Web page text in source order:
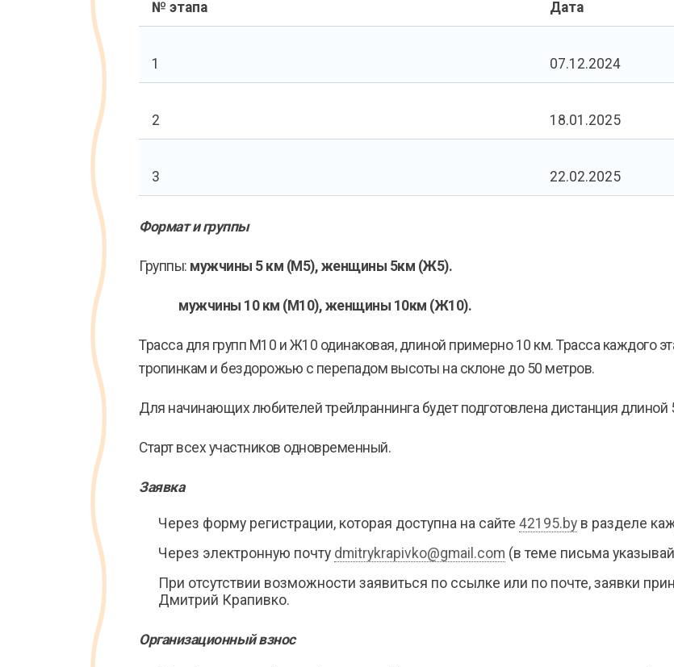
№ этапа Дата
1 07.12.2024
2 18.01.2025
3 22.02.2025
Формат и группы
Группы: мужчины 5 км (М5), женщины 5км (Ж5).
мужчины 10 км (М10), женщины 10км (Ж10).
Трасса для групп М10 и Ж10 одинаковая, длиной примерно 10 км. Трасса каждого
тропинкам и бездорожью с перепадом высоты на склоне до 50 метров.
Для начинающих любителей трейлраннинга будет подготовлена дистанция длиной
Старт всех участников одновременный.
Заявка
Через форму регистрации, которая доступна на сайте 42195.by в разделе
Через электронную почту dmitrykrapivko@gmail.com (в теме письма
При отсутствии возможности заявиться по ссылке или по почте, заявки
Дмитрий Крапивко.
Организационный взнос